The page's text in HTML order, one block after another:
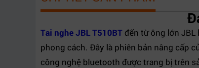
Tai nghe JBL T510BT đến từ ông lớn
phong cách. Đây là phiên bản nâng cấp
công nghệ bluetooth được trang bị trên